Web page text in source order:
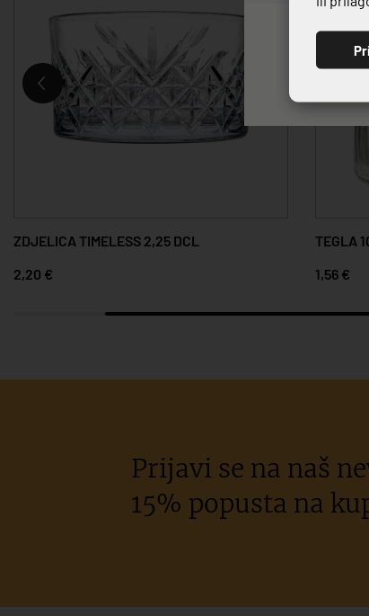
ZDJELICA TIMELESS 2,25 DCL
2,20 €
TEGLA
1,56 €
Prijavi se na naš
15% popusta na